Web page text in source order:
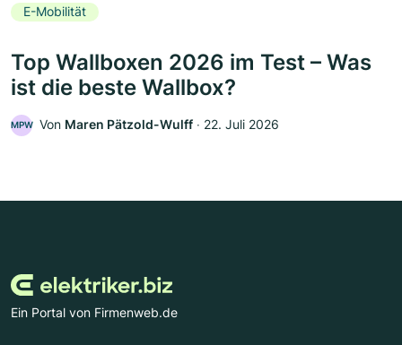
E-Mobilität
Top Wallboxen 2026 im Test – Was
ist die beste Wallbox?
MPW Von Maren Pätzold-Wulff ‧ 22. Juli 2026
Ein Portal von Firmenweb.de